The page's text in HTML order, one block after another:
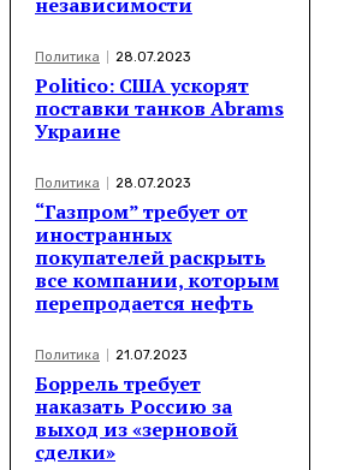
Политика 28.07.2023
Politico: США ускорят
поставки танков Abrams
Украине
Политика 28.07.2023
“Газпром” требует от
иностранных
покупателей раскрыть
все компании, которым
перепродается нефть
Политика 21.07.2023
Боррель требует
наказать Россию за
выход из «зерновой
сделки»